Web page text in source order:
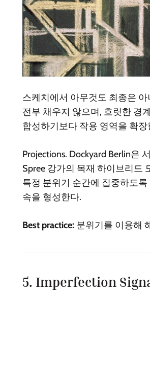
스케치에서 아무것도 최종은
전부 채우지 않으며, 흐릿한 경
합성하기보다 작용 영역을 확장
Projections. Dockyard Berlin은
Spree 강가의 목재 하이브리드
특정 분위기 순간에 집중하도
속을 형성한다.
Best practice: 분위기를 이용해
5. Imperfection